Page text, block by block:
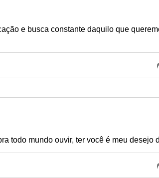
e busca constante daquilo que
todo mundo ouvir, ter você é meu desejo